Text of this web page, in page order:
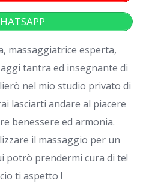
massaggiatrice esperta,
tantra ed insegnante di
nel mio studio privato di
lasciarti andare al piacere
benessere ed armonia.
il massaggio per un
potrò prendermi cura di te!
ti aspetto !